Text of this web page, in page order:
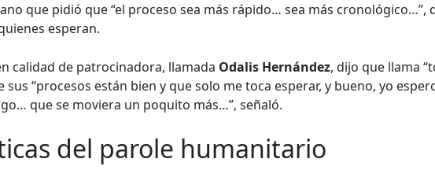
que pidió que “el proceso sea más rápido… sea más
esperan.
calidad de patrocinadora, llamada Odalis Hernández, dijo que llama
sus “procesos están bien y que solo me toca esperar, y bueno, yo
que se moviera un poquito más…”, señaló.
del parole humanitario